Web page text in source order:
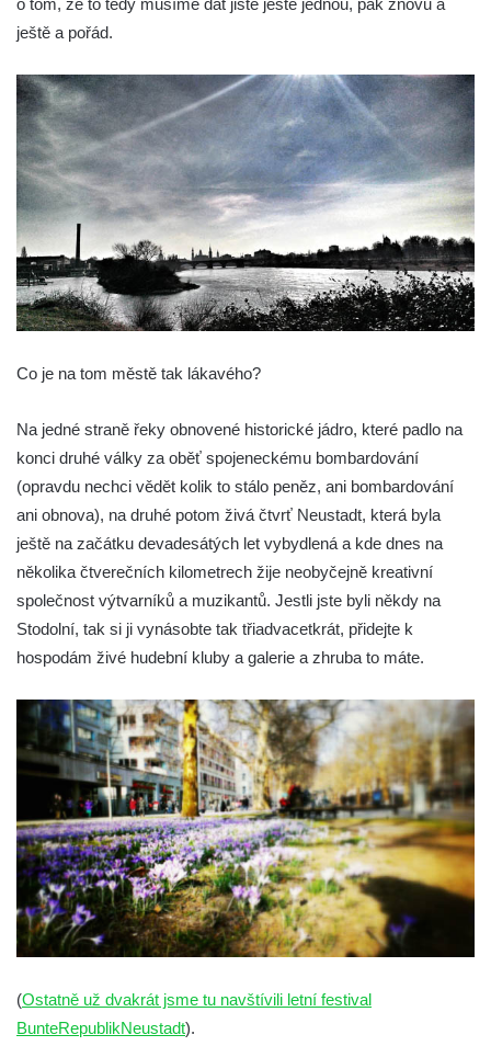
ještě a pořád.
Co je na tom městě tak lákavého?
Na jedné straně řeky obnovené historické jádro, které padlo na
konci druhé války za oběť spojeneckému bombardování
(opravdu nechci vědět kolik to stálo peněz, ani bombardování
ani obnova), na druhé potom živá čtvrť Neustadt, která byla
ještě na začátku devadesátých let vybydlená a kde dnes na
několika čtverečních kilometrech žije neobyčejně kreativní
společnost výtvarníků a muzikantů. Jestli jste byli někdy na
Stodolní, tak si ji vynásobte tak třiadvacetkrát, přidejte k
hospodám živé hudební kluby a galerie a zhruba to máte.
(Ostatně už dvakrát jsme tu navštívili letní festival
BunteRepublikNeustadt).